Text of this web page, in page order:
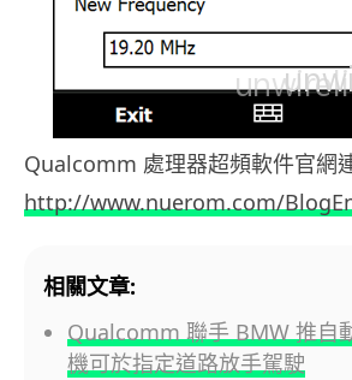
Qualcomm 處理器超頻軟件官網
http://www.nuerom.com/
相關文章:
Qualcomm 聯手 BMW 推
機可於指定道路放手駕駛